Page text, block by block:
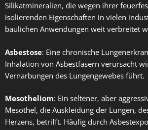
Silikatmineralien, die wegen ihrer
isolierenden Eigenschaften in vielen
baulichen Anwendungen weit verbreitet
Asbestose: Eine chronische
Inhalation von Asbestfasern verursacht
Vernarbungen des Lungengewebes führt.
Mesotheliom: Ein seltener, aber
Mesothel, die Auskleidung der Lungen,
Herzens, betrifft. Häufig durch